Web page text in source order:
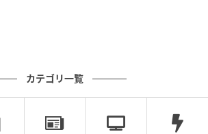
か？【2分で完了・匿名】
カテゴリ一覧